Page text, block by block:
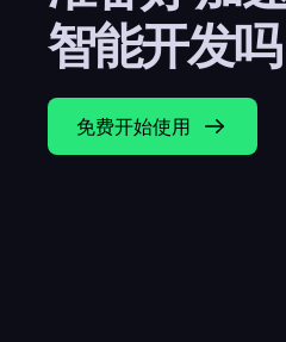
智能开发
免费开始使用